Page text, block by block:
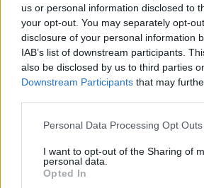
us or personal information disclosed to
your opt-out. You may separately opt-
disclosure of your personal information
IAB’s list of downstream participants.
also be disclosed by us to third parties
Downstream Participants that may
Please note that this website/app uses
not limited to your visit or usage
grant or deny consent to Google and its
use your data for below specified
Personal Data Processing Opt Outs
I want to opt-out of the Sharing of
personal data.
Opted In
Breaking: Michelin-
házban!
világevő•2011. szeptember 15.
sikátorokban elsuttogott
rettegve és reménykedve várt
inkognitóban érkező, a világ